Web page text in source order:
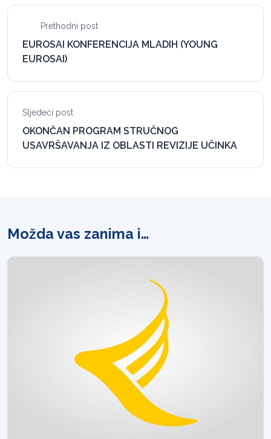
Prethodni post
EUROSAI KONFERENCIJA MLADIH (YOUNG
EUROSAI)
Sljedeći post
OKONČAN PROGRAM STRUČNOG
USAVRŠAVANJA IZ OBLASTI REVIZIJE UČINKA
Možda vas zanima i…